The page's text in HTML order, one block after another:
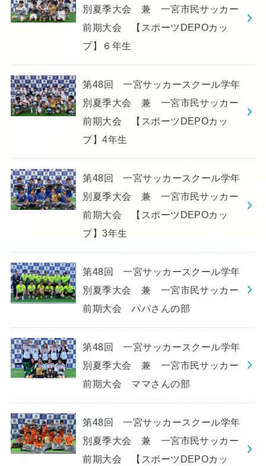
別夏季大会 兼 一宮市民サッカー
前期大会 【スポーツDEPOカッ
プ】６年生
第48回 一宮サッカースクール学年
別夏季大会 兼 一宮市民サッカー
前期大会 【スポーツDEPOカッ
プ】4年生
第48回 一宮サッカースクール学年
別夏季大会 兼 一宮市民サッカー
前期大会 【スポーツDEPOカッ
プ】3年生
第48回 一宮サッカースクール学年
別夏季大会 兼 一宮市民サッカー
前期大会 パパさんの部
第48回 一宮サッカースクール学年
別夏季大会 兼 一宮市民サッカー
前期大会 ママさんの部
第48回 一宮サッカースクール学年
別夏季大会 兼 一宮市民サッカー
前期大会 【スポーツDEPOカッ